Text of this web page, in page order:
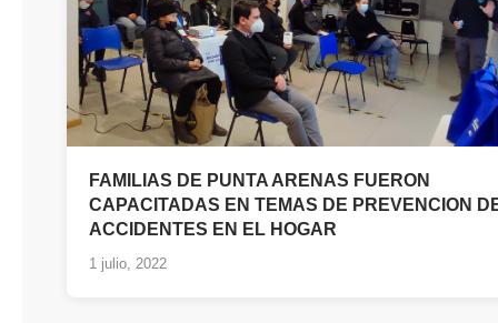
FAMILIAS DE PUNTA ARENAS FUERON
CAPACITADAS EN TEMAS DE PREVENCION
ACCIDENTES EN EL HOGAR
1 julio, 2022